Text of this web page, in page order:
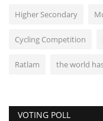
Higher Secondary
Cycling Competition
Ratlam the world
VOTING POLL